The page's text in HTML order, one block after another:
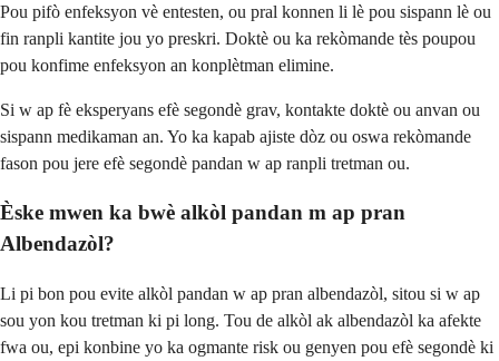
Pou pifò enfeksyon vè entesten, ou pral konnen li lè pou sispann lè ou
fin ranpli kantite jou yo preskri. Doktè ou ka rekòmande tès poupou
pou konfime enfeksyon an konplètman elimine.
Si w ap fè eksperyans efè segondè grav, kontakte doktè ou anvan ou
sispann medikaman an. Yo ka kapab ajiste dòz ou oswa rekòmande
fason pou jere efè segondè pandan w ap ranpli tretman ou.
Èske mwen ka bwè alkòl pandan m ap pran
Albendazòl?
Li pi bon pou evite alkòl pandan w ap pran albendazòl, sitou si w ap
sou yon kou tretman ki pi long. Tou de alkòl ak albendazòl ka afekte
fwa ou, epi konbine yo ka ogmante risk ou genyen pou efè segondè ki